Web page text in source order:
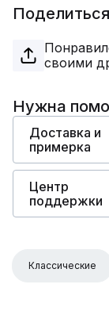
Поделиться
своими
Нужна
Доставка и
примерка
Центр
поддержки
Классические